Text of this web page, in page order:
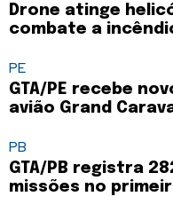
Drone atinge
combate a
PE
GTA/PE recebe
avião Grand
PB
GTA/PB registra
missões no